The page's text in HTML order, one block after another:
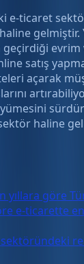
e-ticaret
gelmiştir.
evrim
satış
açarak
haline
yıllara göre
e-ticarette